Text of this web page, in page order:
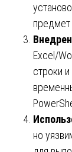
предмет
Excel/
строки
но